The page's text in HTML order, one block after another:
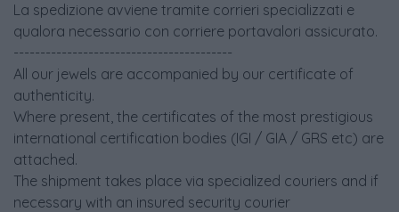
La spedizione avviene tramite corrieri specializzati e
qualora necessario con corriere portavalori assicurato.
-----------------------------------------
All our jewels are accompanied by our certificate of
authenticity.
Where present, the certificates of the most prestigious
international certification bodies (IGI / GIA / GRS etc) are
attached.
The shipment takes place via specialized couriers and if
necessary with an insured security courier